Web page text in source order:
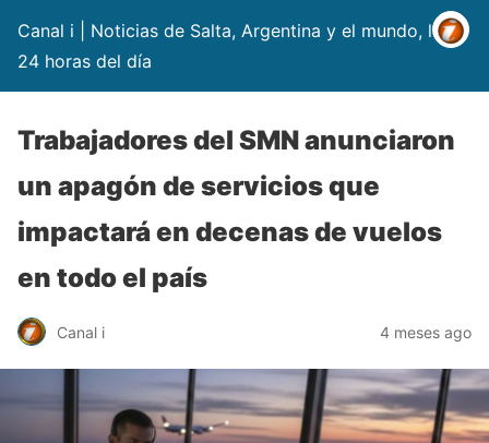
Canal i | Noticias de Salta, Argentina y el mundo, las
24 horas del día
Trabajadores del SMN anunciaron
un apagón de servicios que
impactará en decenas de vuelos
en todo el país
Canal i 4 meses ago